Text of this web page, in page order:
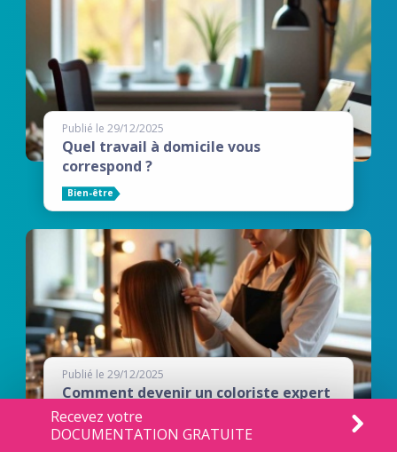
Publié le 29/12/2025
Quel travail à domicile vous
correspond ?
Bien-être
Publié le 29/12/2025
Comment devenir un coloriste expert
?
Mode et Beauté
Recevez votre
DOCUMENTATION GRATUITE